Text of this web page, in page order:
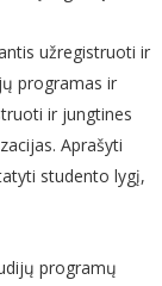
užregistruoti ir
programas ir
ir jungtines
Aprašyti
studento lygį,
programų